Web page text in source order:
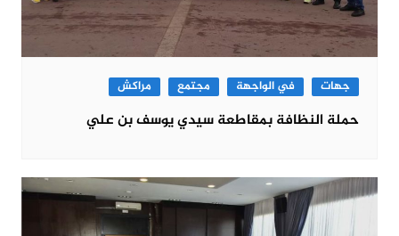
جهات في الواجهة مجتمع مراكش
حملة النظافة بمقاطعة سيدي يوسف بن علي